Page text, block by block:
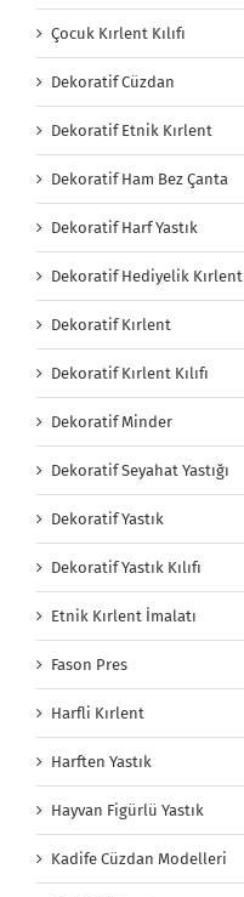
Çocuk Kırlent Kılıfı
Dekoratif Cüzdan
Dekoratif Etnik Kırlent
Dekoratif Ham Bez Çanta
Dekoratif Harf Yastık
Dekoratif Hediyelik Kırlent
Dekoratif Kırlent
Dekoratif Kırlent Kılıfı
Dekoratif Minder
Dekoratif Seyahat Yastığı
Dekoratif Yastık
Dekoratif Yastık Kılıfı
Etnik Kırlent İmalatı
Fason Pres
Harfli Kırlent
Harften Yastık
Hayvan Figürlü Yastık
Kadife Cüzdan Modelleri